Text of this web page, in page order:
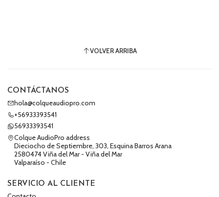
VOLVER ARRIBA
CONTÁCTANOS
hola@colqueaudiopro.com
+56933393541
56933393541
Colque AudioPro address
Dieciocho de Septiembre, 303, Esquina Barros Arana
2580474 Viña del Mar - Viña del Mar
Valparaíso - Chile
SERVICIO AL CLIENTE